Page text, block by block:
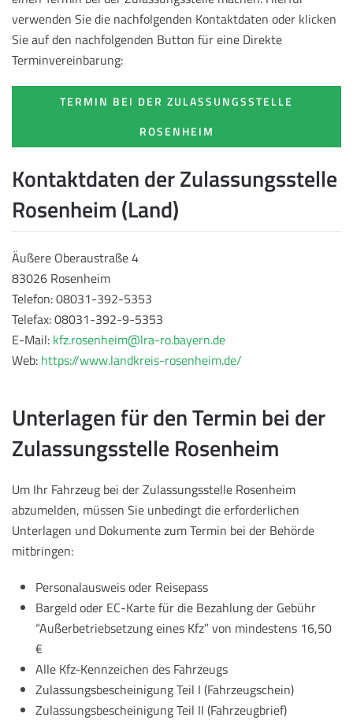
verwenden Sie die nachfolgenden Kontaktdaten oder klicken
Sie auf den nachfolgenden Button für eine Direkte
Terminvereinbarung:
TERMIN BEI DER ZULASSUNGSSTELLE
ROSENHEIM
Kontaktdaten der Zulassungsstelle
Rosenheim (Land)
Äußere Oberaustraße 4
83026 Rosenheim
Telefon: 08031-392-5353
Telefax: 08031-392-9-5353
E-Mail: kfz.rosenheim@lra-ro.bayern.de
Web: https://www.landkreis-rosenheim.de/
Unterlagen für den Termin bei der
Zulassungsstelle Rosenheim
Um Ihr Fahrzeug bei der Zulassungsstelle Rosenheim
abzumelden, müssen Sie unbedingt die erforderlichen
Unterlagen und Dokumente zum Termin bei der Behörde
mitbringen:
Personalausweis oder Reisepass
Bargeld oder EC-Karte für die Bezahlung der Gebühr
“Außerbetriebsetzung eines Kfz” von mindestens 16,50
€
Alle Kfz-Kennzeichen des Fahrzeugs
Zulassungsbescheinigung Teil I (Fahrzeugschein)
Zulassungsbescheinigung Teil II (Fahrzeugbrief)